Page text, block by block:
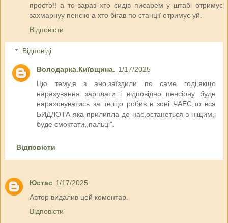
просто!! а то зараз хто сидів писарем у штабі отримує
захмарнуу пенсію а хто бігав по станції отримує уй.
Відповісти
Відповіді
Володарка.Київщина. 1/17/2025
Цю тему,я з ано.заїздили по саме годі,якщо
нарахування зарплати і відповідно пенсіону буде
нараховуватись за те,що робив в зоні ЧАЕС,то вся
БИДЛОТА яка прилипла до нас,останеться з ніщим,і
буде смоктати,,пальці".
Відповісти
Юстас 1/17/2025
Автор видалив цей коментар.
Відповісти